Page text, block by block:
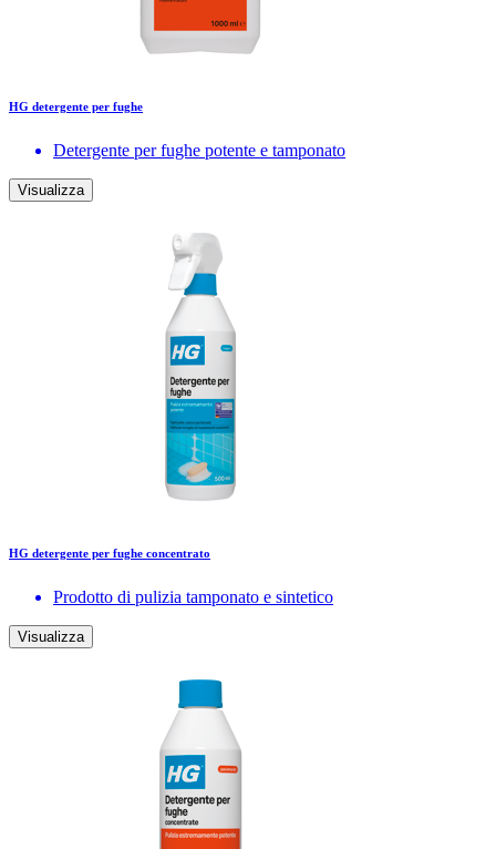
HG detergente per fughe
Detergente per fughe potente e tamponato
Visualizza
HG detergente per fughe concentrato
Prodotto di pulizia tamponato e sintetico
Visualizza